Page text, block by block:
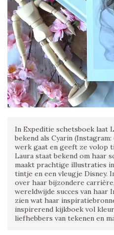
In Expeditie schetsboek laat
bekend als Cyarin
werk gaat en geeft ze volop
Laura staat bekend om haar
maakt prachtige illustraties
tintje en een vleugje Disney.
over haar bijzondere
wereldwijde succes van haar
zien wat haar
inspirerend kijkboek vol
liefhebbers van tekenen en